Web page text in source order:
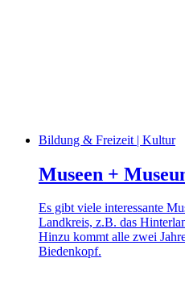
Bildung & Freizeit | Kultur
Museen +
Es gibt viele interessante
Landkreis, z.B. das
Hinzu kommt alle zwei
Biedenkopf.